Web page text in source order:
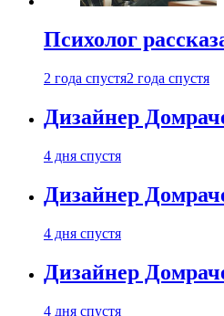
Психолог
2 года спустя2 года спустя
Дизайнер
4 дня спустя
Дизайнер
4 дня спустя
Дизайнер
4 дня спустя